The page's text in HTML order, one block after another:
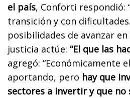
el país, Conforti respondió:
transición y con
posibilidades de avanzar
justicia actúe: “El que las
agregó: “Económicamente
aportando, pero hay que
sectores a invertir y que no